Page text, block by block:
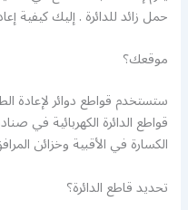
حمل زائد للدائرة . إليك كيفية
موقعك؟
ستستخدم قواطع دوائر لإعادة
قواطع الدائرة الكهربائية في
الكسارة في الأقبية وخزائن
تحديد قاطع الدائرة؟